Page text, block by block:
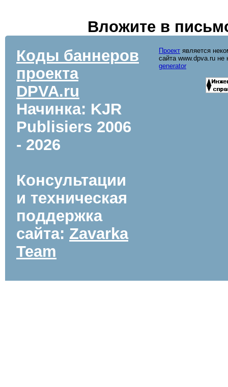
Вложите в
Коды баннеров
проекта
DPVA.ru
Начинка: KJR
Publisiers 2006
- 2026
Консультации
и техническая
поддержка
сайта: Zavarka
Team
Проект является
сайта www.dpva.ru не
generator